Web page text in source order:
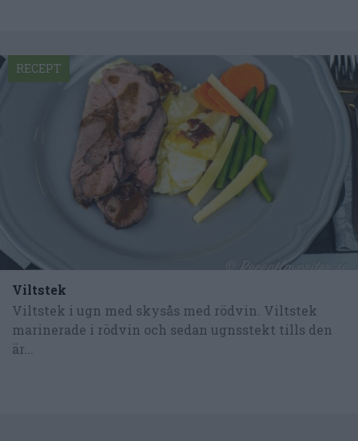
Viltstek
Viltstek i ugn med skysås med rödvin. Viltstek
marinerade i rödvin och sedan ugnsstekt tills den
är...
RECEPT